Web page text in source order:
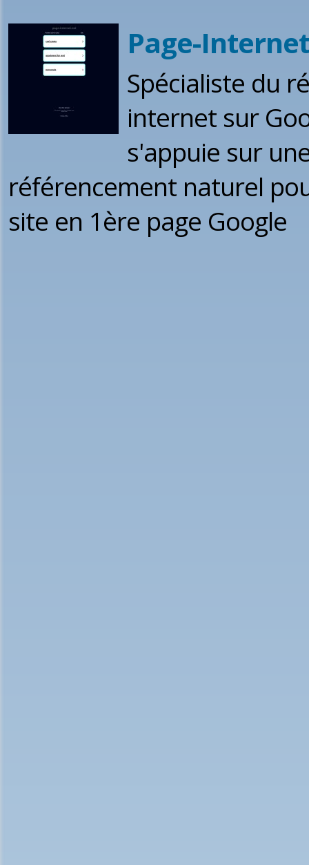
Page-
Spécialiste du
internet sur
s'appuie sur
référencement naturel
site en 1ère page Google